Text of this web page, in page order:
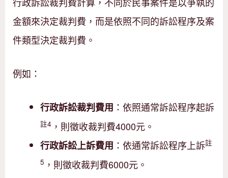
金額來決定裁判費，而是依照不同的訴訟程序及案
件類型決定裁判費。
例如：
行政訴訟裁判費用 ：依照通常訴訟程序起訴
註4 ， 則徵收裁判費4000元。
行政訴訟上訴費用 ：依通常訴訟程序上訴註
5 ， 則徵收裁判費6000元。